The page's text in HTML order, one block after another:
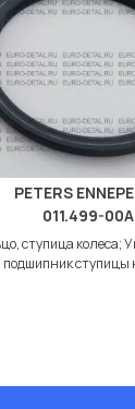
PETERS
011.499-00A
ступица колеса;
подшипник ступицы